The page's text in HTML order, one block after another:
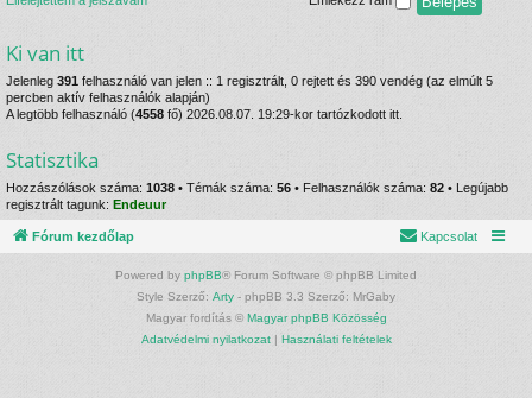
Ki van itt
Jelenleg 391 felhasználó van jelen :: 1 regisztrált, 0 rejtett és 390 vendég (az elmúlt 5
percben aktív felhasználók alapján)
A legtöbb felhasználó (4558 fő) 2026.08.07. 19:29-kor tartózkodott itt.
Statisztika
Hozzászólások száma: 1038 • Témák száma: 56 • Felhasználók száma: 82 • Legújabb
regisztrált tagunk: Endeuur
Fórum kezdőlap Kapcsolat
Powered by phpBB® Forum Software © phpBB Limited
Style Szerző: Arty - phpBB 3.3 Szerző: MrGaby
Magyar fordítás © Magyar phpBB Közösség
Adatvédelmi nyilatkozat| Használati feltételek